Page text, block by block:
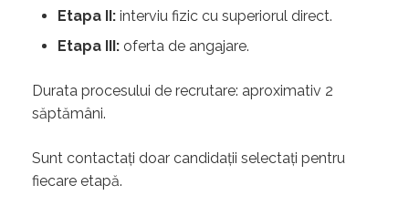
Etapa II: interviu fizic cu superiorul direct.
Etapa III: oferta de angajare.
Durata procesului de recrutare: aproximativ 2
săptămâni.
Sunt contactați doar candidații selectați pentru
fiecare etapă.